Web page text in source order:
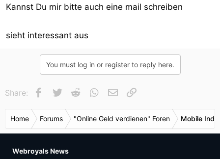
Kannst Du mir bitte auch eine mail schreiben
sieht interessant aus
You must log in or register to reply here.
Share: Facebook
Twitter Reddit WhatsApp
E-Mail
Home Forums "Online Geld verdienen" Foren Mobile
Webroyals News